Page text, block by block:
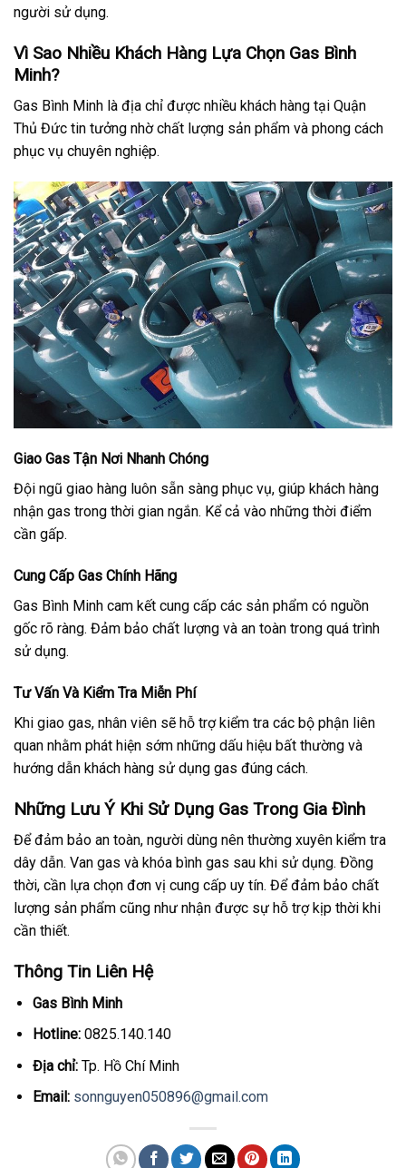
người sử dụng.
Vì Sao Nhiều Khách Hàng Lựa Chọn Gas Bình
Minh?
Gas Bình Minh là địa chỉ được nhiều khách hàng tại Quận
Thủ Đức tin tưởng nhờ chất lượng sản phẩm và phong cách
phục vụ chuyên nghiệp.
Giao Gas Tận Nơi Nhanh Chóng
Đội ngũ giao hàng luôn sẵn sàng phục vụ, giúp khách hàng
nhận gas trong thời gian ngắn. Kể cả vào những thời điểm
cần gấp.
Cung Cấp Gas Chính Hãng
Gas Bình Minh cam kết cung cấp các sản phẩm có nguồn
gốc rõ ràng. Đảm bảo chất lượng và an toàn trong quá trình
sử dụng.
Tư Vấn Và Kiểm Tra Miễn Phí
Khi giao gas, nhân viên sẽ hỗ trợ kiểm tra các bộ phận liên
quan nhằm phát hiện sớm những dấu hiệu bất thường và
hướng dẫn khách hàng sử dụng gas đúng cách.
Những Lưu Ý Khi Sử Dụng Gas Trong Gia Đình
Để đảm bảo an toàn, người dùng nên thường xuyên kiểm tra
dây dẫn. Van gas và khóa bình gas sau khi sử dụng. Đồng
thời, cần lựa chọn đơn vị cung cấp uy tín. Để đảm bảo chất
lượng sản phẩm cũng như nhận được sự hỗ trợ kịp thời khi
cần thiết.
Thông Tin Liên Hệ
Gas Bình Minh
Hotline:0825.140.140
Địa chỉ:Tp. Hồ Chí Minh
Email: sonnguyen050896@gmail.com